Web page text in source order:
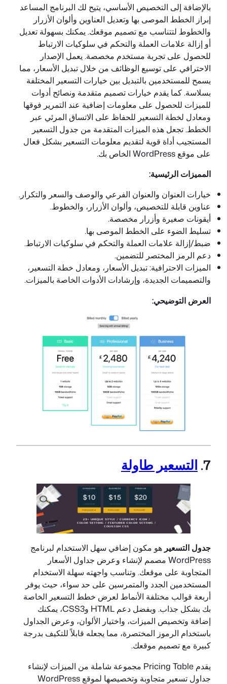
بالإضافة إلى التخصيص الأساسي، يتيح لك البرنامج المساعد
إبراز الخطط الموصى بها وتعديل العناوين وألوان الأزرار
والخطوط لتتناسب مع تصميم موقعك. يمكنك بسهولة تعديل
أو إزالة علامات العملة والتحكم في سلوكيات الارتباط
للحصول على تجربة مستخدم مخصصة. يعمل الإصدار
الاحترافي على توسيع الوظائف من خلال تبديل الأسعار، مما
يسمح للمستخدمين بالتبديل بين خيارات التسعير المختلفة
بسلاسة. كما يقدم خيارات تصميم متقدمة ونصائح أدوات
للميزات للحصول على معلومات إضافية عند التمرير فوقها
ومعادل لخطة التسعير للحفاظ على الاتساق المرئي عبر
الخطط. تجعل هذه الميزات المتقدمة من جدول التسعير
المستجيب أداة قوية لتقديم معلومات التسعير بشكل فعال
على موقع WordPress الخاص بك.
المميزات الرئيسية:
خيارات العنوان والعنوان الفرعي والوصف والسعر والتكرار.
عناوين قابلة للتخصيص، وألوان الأزرار، والخطوط.
أيقونات صغيرة وأزرار مخصصة.
تسليط الضوء على الخطط الموصى بها.
ضبط/إزالة علامات العملة والتحكم في سلوكيات الارتباط.
دعم الرمز المختصر للتضمين.
الميزات الاحترافية: تبديل الأسعار، ومعادل خطة التسعير،
والتصميمات الجديدة، وإرشادات الأدوات الخاصة بالميزات.
العرض التوضيحي:
7. التسعير طاولة
جدول التسعير هو مكون إضافي سهل الاستخدام لبرنامج
WordPress مصمم لإنشاء وعرض جداول الأسعار
المتجاوبة على موقعك. وتناسب واجهته سهلة الاستخدام
المستخدمين الجدد والمتمرسين على حد سواء، حيث يوفر
أربعة قوالب مختلفة الأنماط لعرض خطط التسعير الخاصة
بك بشكل جذاب. وبفضل دعم HTML وCSS3، يمكنك
إضافة وتخصيص الميزات، واختيار الألوان، وعرض الجداول
باستخدام الرموز المختصرة، مما يجعله قابلاً للتكيف بدرجة
كبيرة مع تصميم موقعك.
يقدم Pricing Table مجموعة شاملة من الميزات لإنشاء
جداول تسعير متجاوبة وتخصيصها لموقع WordPress